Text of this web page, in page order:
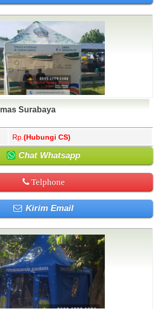
Surabaya
Rp. (Hubungi CS)
Chat Whatsapp
Telphone
Kirim Email